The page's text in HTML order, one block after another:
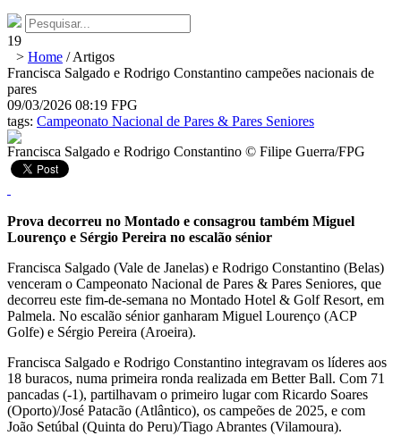
19
> Home /Artigos
Francisca Salgado e Rodrigo Constantino campeões nacionais de
pares
09/03/2026 08:19 FPG
tags: Campeonato Nacional de Pares & Pares Seniores
Francisca Salgado e Rodrigo Constantino © Filipe Guerra/FPG
Prova decorreu no Montado e consagrou também Miguel
Lourenço e Sérgio Pereira no escalão sénior
Francisca Salgado (Vale de Janelas) e Rodrigo Constantino (Belas)
venceram o Campeonato Nacional de Pares & Pares Seniores, que
decorreu este fim-de-semana no Montado Hotel & Golf Resort, em
Palmela. No escalão sénior ganharam Miguel Lourenço (ACP
Golfe) e Sérgio Pereira (Aroeira).
Francisca Salgado e Rodrigo Constantino integravam os líderes aos
18 buracos, numa primeira ronda realizada em Better Ball. Com 71
pancadas (-1), partilhavam o primeiro lugar com Ricardo Soares
(Oporto)/José Patacão (Atlântico), os campeões de 2025, e com
João Setúbal (Quinta do Peru)/Tiago Abrantes (Vilamoura).